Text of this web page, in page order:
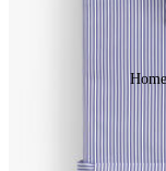
Home